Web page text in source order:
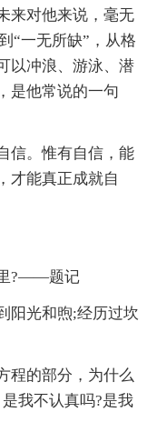
来对他来说，毫无
“一无所缺”，从格
以冲浪、游泳、潜
是他常说的一句
信。惟有自信，能
才能真正成就自
里?——题记
阳光和煦;经历过坎
程的部分，为什么
我不认真吗?是我